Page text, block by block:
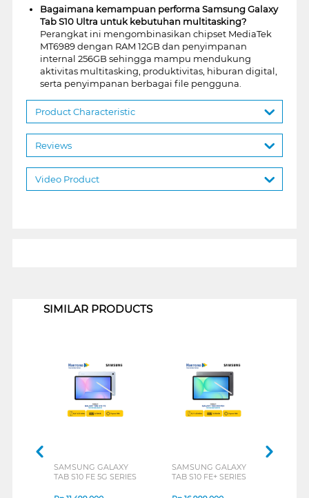
Bagaimana kemampuan performa Samsung Galaxy
Tab S10 Ultra untuk kebutuhan multitasking?
Perangkat ini mengombinasikan chipset MediaTek
MT6989 dengan RAM 12GB dan penyimpanan
internal 256GB sehingga mampu mendukung
aktivitas multitasking, produktivitas, hiburan digital,
serta penyimpanan berbagai file pengguna.
Product Characteristic
Reviews
Video Product
SIMILAR PRODUCTS
SAMSUNG GALAXY
TAB S10 FE 5G SERIES
SAMSUNG GALAXY
TAB S10 FE+ SERIES